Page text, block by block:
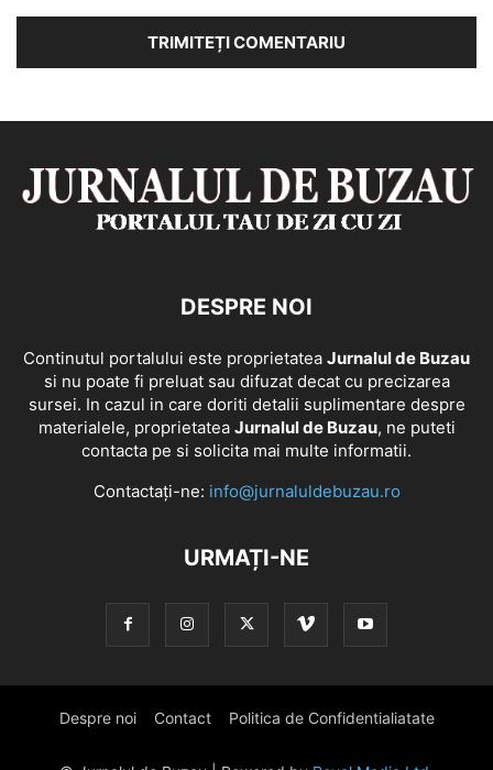
DESPRE NOI
Continutul portalului este proprietatea Jurnalul de Buzau
si nu poate fi preluat sau difuzat decat cu precizarea
sursei. In cazul in care doriti detalii suplimentare despre
materialele, proprietatea Jurnalul de Buzau, ne puteti
contacta pe si solicita mai multe informatii.
Contactați-ne: info@jurnaluldebuzau.ro
URMAȚI-NE
Despre noi Contact Politica de Confidentialiatate